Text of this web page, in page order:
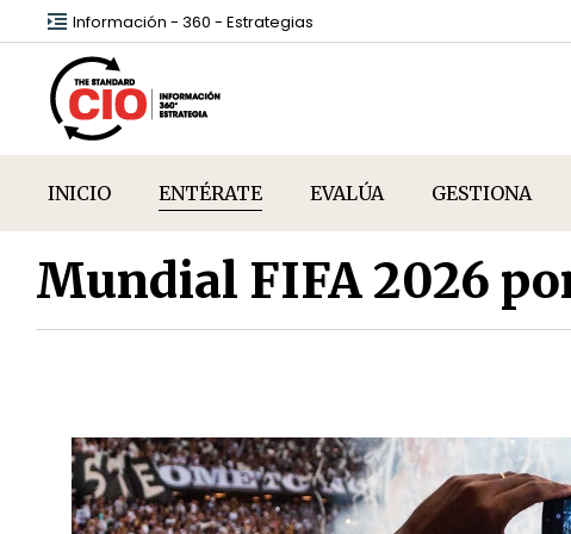
Información - 360 - Estrategias
INICIO ENTÉRATE EVALÚA GESTIONA
Mundial FIFA 2026